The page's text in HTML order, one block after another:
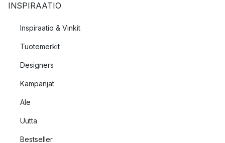
INSPIRAATIO
Inspiraatio & Vinkit
Tuotemerkit
Designers
Kampanjat
Ale
Uutta
Bestseller